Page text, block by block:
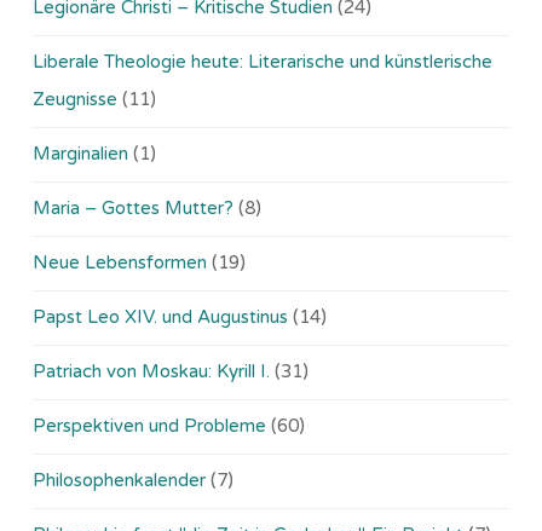
Legionäre Christi – Kritische Studien (24)
Liberale Theologie heute: Literarische und künstlerische
Zeugnisse (11)
Marginalien (1)
Maria – Gottes Mutter? (8)
Neue Lebensformen (19)
Papst Leo XIV. und Augustinus (14)
Patriach von Moskau: Kyrill I. (31)
Perspektiven und Probleme (60)
Philosophenkalender (7)